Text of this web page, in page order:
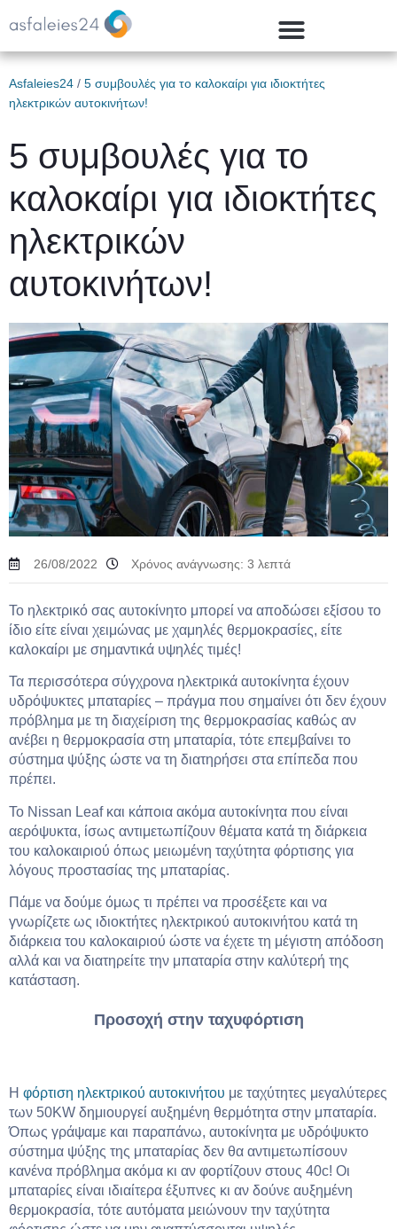
Asfaleies24 / 5 συμβουλές για το καλοκαίρι για ιδιοκτήτες
ηλεκτρικών αυτοκινήτων!
5 συμβουλές για το
καλοκαίρι για ιδιοκτήτες
ηλεκτρικών
αυτοκινήτων!
26/08/2022 Χρόνος ανάγνωσης: 3 λεπτά
Το ηλεκτρικό σας αυτοκίνητο μπορεί να αποδώσει εξίσου το
ίδιο είτε είναι χειμώνας με χαμηλές θερμοκρασίες, είτε
καλοκαίρι με σημαντικά υψηλές τιμές!
Τα περισσότερα σύγχρονα ηλεκτρικά αυτοκίνητα έχουν
υδρόψυκτες μπαταρίες – πράγμα που σημαίνει ότι δεν έχουν
πρόβλημα με τη διαχείριση της θερμοκρασίας καθώς αν
ανέβει η θερμοκρασία στη μπαταρία, τότε επεμβαίνει το
σύστημα ψύξης ώστε να τη διατηρήσει στα επίπεδα που
πρέπει.
Το Nissan Leaf και κάποια ακόμα αυτοκίνητα που είναι
αερόψυκτα, ίσως αντιμετωπίζουν θέματα κατά τη διάρκεια
του καλοκαιριού όπως μειωμένη ταχύτητα φόρτισης για
λόγους προστασίας της μπαταρίας.
Πάμε να δούμε όμως τι πρέπει να προσέξετε και να
γνωρίζετε ως ιδιοκτήτες ηλεκτρικού αυτοκινήτου κατά τη
διάρκεια του καλοκαιριού ώστε να έχετε τη μέγιστη απόδοση
αλλά και να διατηρείτε την μπαταρία στην καλύτερή της
κατάσταση.
Προσοχή στην ταχυφόρτιση
Η φόρτιση ηλεκτρικού αυτοκινήτου με ταχύτητες μεγαλύτερες
των 50KW δημιουργεί αυξημένη θερμότητα στην μπαταρία.
Όπως γράψαμε και παραπάνω, αυτοκίνητα με υδρόψυκτο
σύστημα ψύξης της μπαταρίας δεν θα αντιμετωπίσουν
κανένα πρόβλημα ακόμα κι αν φορτίζουν στους 40c! Οι
μπαταρίες είναι ιδιαίτερα έξυπνες κι αν δούνε αυξημένη
θερμοκρασία, τότε αυτόματα μειώνουν την ταχύτητα